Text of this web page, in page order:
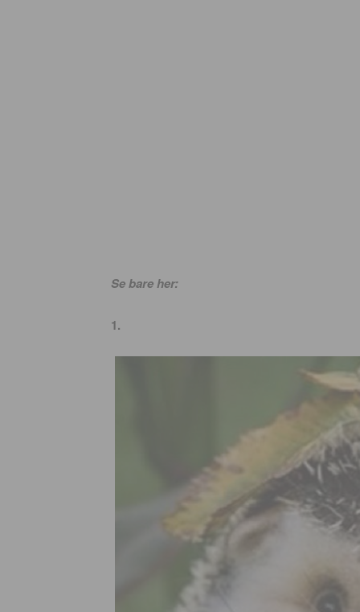
Se bare her:
1.